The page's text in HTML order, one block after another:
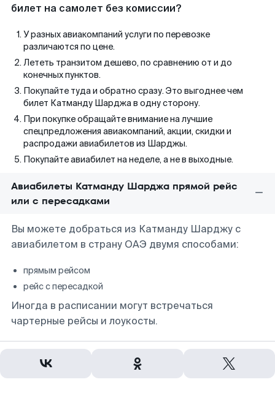
билет на самолет без комиссии?
У разных авиакомпаний услуги по перевозке
различаются по цене.
Лететь транзитом дешево, по сравнению от и до
конечных пунктов.
Покупайте туда и обратно сразу. Это выгоднее чем
билет Катманду Шарджа в одну сторону.
При покупке обращайте внимание на лучшие
спецпредложения авиакомпаний, акции, скидки и
распродажи авиабилетов из Шарджы.
Покупайте авиабилет на неделе, а не в выходные.
Авиабилеты Катманду Шарджа прямой рейс
или с пересадками
Вы можете добраться из Катманду Шарджу с
авиабилетом в страну ОАЭ двумя способами:
прямым рейсом
рейс с пересадкой
Иногда в расписании могут встречаться
чартерные рейсы и лоукосты.